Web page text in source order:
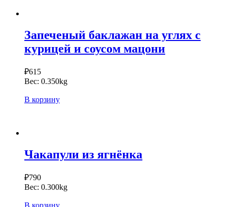
Запеченый баклажан на углях с
курицей и соусом мацони
₽615
Вес: 0.350kg
В корзину
Чакапули из ягнёнка
₽790
Вес: 0.300kg
В корзину